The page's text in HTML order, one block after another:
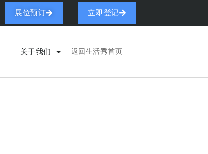
展位预订 立即登记
关于我们 返回生活秀首页